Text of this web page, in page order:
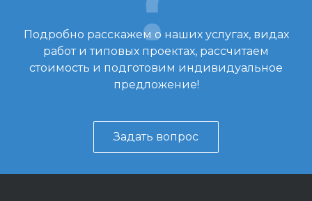
Подробно расскажем о наших услугах, видах
работ и типовых проектах, рассчитаем
стоимость и подготовим индивидуальное
предложение!
Задать вопрос